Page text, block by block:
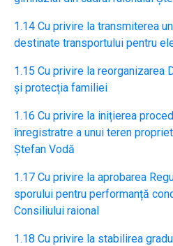
1.14 Cu privire la transmiterea
destinate transportului pentru
1.15 Cu privire la
și protecția familiei
1.16 Cu privire la inițierea
înregistratre a unui teren
Ștefan Vodă
1.17 Cu privire la aprobarea
sporului pentru performanță
Consiliului raional
1.18 Cu privire la stabilirea